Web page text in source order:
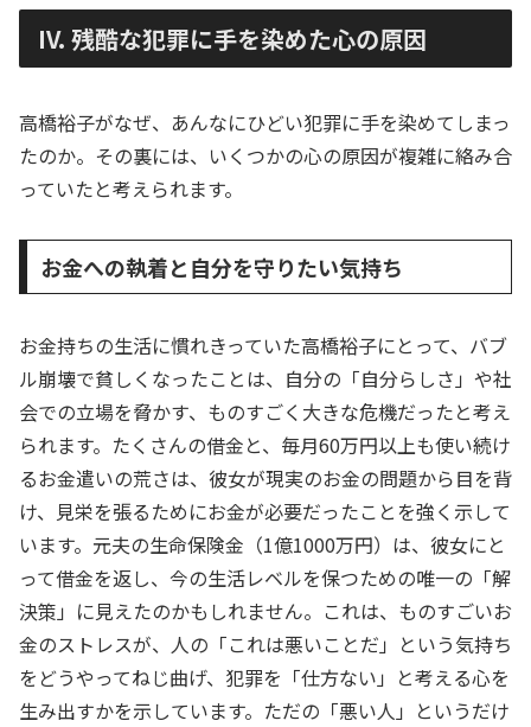
IV. 残酷な犯罪に手を染めた心の原因
高橋裕子がなぜ、あんなにひどい犯罪に手を染めてしまっ
たのか。その裏には、いくつかの心の原因が複雑に絡み合
っていたと考えられます。
お金への執着と自分を守りたい気持ち
お金持ちの生活に慣れきっていた高橋裕子にとって、バブ
ル崩壊で貧しくなったことは、自分の「自分らしさ」や社
会での立場を脅かす、ものすごく大きな危機だったと考え
られます。たくさんの借金と、毎月60万円以上も使い続け
るお金遣いの荒さは、彼女が現実のお金の問題から目を背
け、見栄を張るためにお金が必要だったことを強く示して
います。元夫の生命保険金（1億1000万円）は、彼女にと
って借金を返し、今の生活レベルを保つための唯一の「解
決策」に見えたのかもしれません。これは、ものすごいお
金のストレスが、人の「これは悪いことだ」という気持ち
をどうやってねじ曲げ、犯罪を「仕方ない」と考える心を
生み出すかを示しています。ただの「悪い人」というだけ